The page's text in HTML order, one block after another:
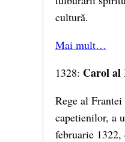
cultură.
Mai mult…
1328: Carol al
Rege al
capetienilor, a
februarie